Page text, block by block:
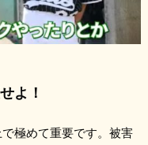
よ！
極めて重要です。被害